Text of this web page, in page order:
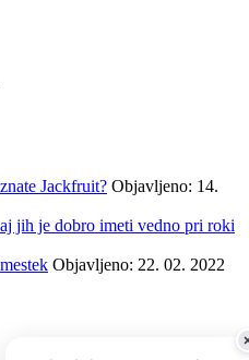
Jackfruit? Objavljeno: 14.
jih je dobro imeti vedno pri roki
Objavljeno: 22. 02. 2022